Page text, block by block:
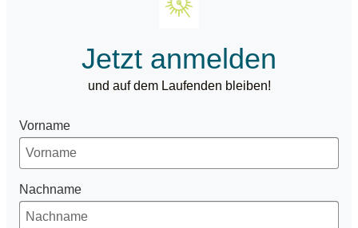
Jetzt anmelden
und auf dem Laufenden bleiben!
Vorname
Nachname